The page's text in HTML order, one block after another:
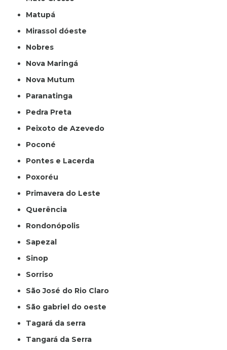
Matupá
Mirassol dóeste
Nobres
Nova Maringá
Nova Mutum
Paranatinga
Pedra Preta
Peixoto de Azevedo
Poconé
Pontes e Lacerda
Poxoréu
Primavera do Leste
Querência
Rondonópolis
Sapezal
Sinop
Sorriso
São José do Rio Claro
São gabriel do oeste
Tagará da serra
Tangará da Serra